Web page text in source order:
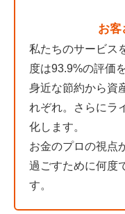
お客
私たちのサービス
度は93.9%の評価
身近な節約から資
れぞれ。さらにラ
化します。
お金のプロの視点
過ごすために何度
す。